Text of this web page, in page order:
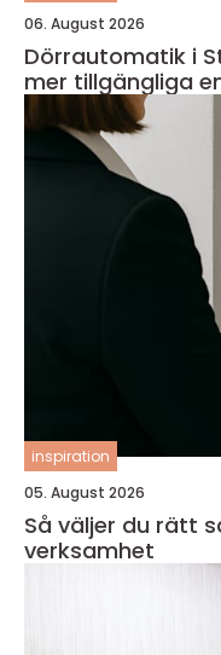
06. August 2026
Dörrautomatik i
mer tillgängliga
inspiration
05. August 2026
Så väljer du rätt
verksamhet